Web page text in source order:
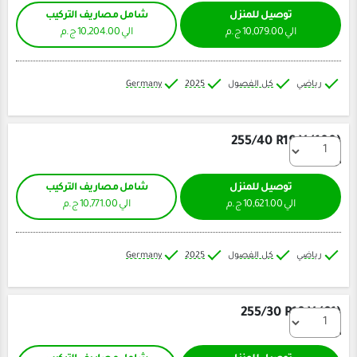
للمنزل
شامل مصاريف التركيب
كل الفصول 2025
Germany
255/40
للمنزل
شامل مصاريف التركيب
كل الفصول 2025
Germany
255/